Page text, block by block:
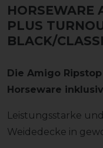
HORSEWARE
PLUS
BLACK/
Die Amigo Ripstop
Horseware
Leistungsstarke
Weidedecke in